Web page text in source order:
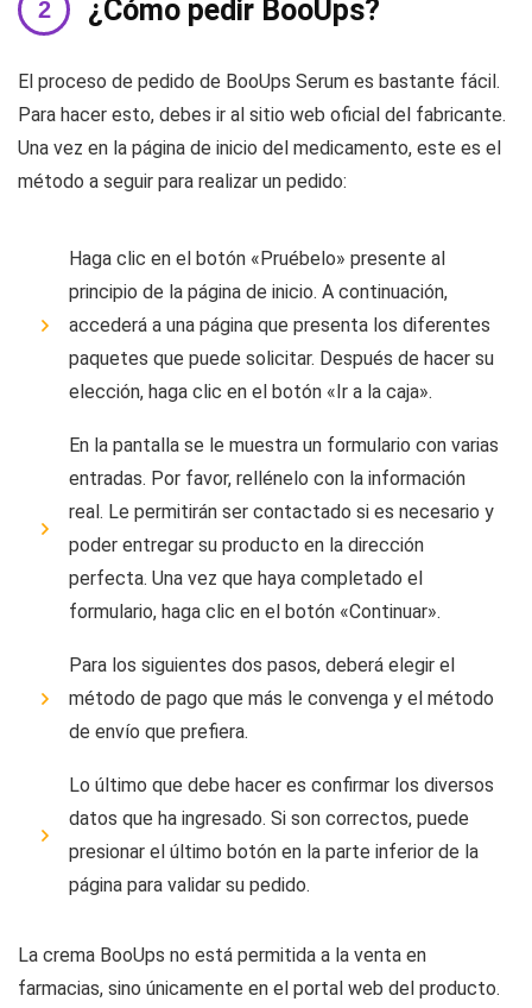
¿Cómo pedir BooUps?
El proceso de pedido de BooUps Serum es bastante fácil.
Para hacer esto, debes ir al sitio web oficial del fabricante.
Una vez en la página de inicio del medicamento, este es el
método a seguir para realizar un pedido:
Haga clic en el botón «Pruébelo» presente al
principio de la página de inicio. A continuación,
accederá a una página que presenta los diferentes
paquetes que puede solicitar. Después de hacer su
elección, haga clic en el botón «Ir a la caja».
En la pantalla se le muestra un formulario con varias
entradas. Por favor, rellénelo con la información
real. Le permitirán ser contactado si es necesario y
poder entregar su producto en la dirección
perfecta. Una vez que haya completado el
formulario, haga clic en el botón «Continuar».
Para los siguientes dos pasos, deberá elegir el
método de pago que más le convenga y el método
de envío que prefiera.
Lo último que debe hacer es confirmar los diversos
datos que ha ingresado. Si son correctos, puede
presionar el último botón en la parte inferior de la
página para validar su pedido.
La crema BooUps no está permitida a la venta en
farmacias, sino únicamente en el portal web del producto.